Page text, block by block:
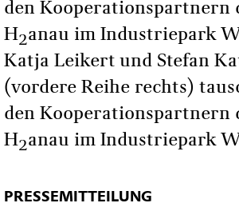
den Kooperationspartnern
H2anau im Industriepark
Katja Leikert und Stefan
(vordere Reihe rechts)
den Kooperationspartnern
H2anau im Industriepark
PRESSEMITTEILUNG